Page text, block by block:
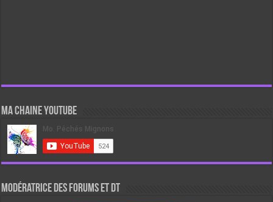
Ma chaine Youtube
Modératrice des forums et DT